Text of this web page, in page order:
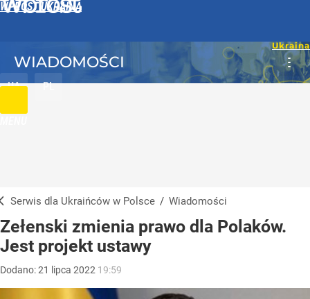
WPROST UKRAINA
UA PL
WIADOMOŚCI
Serwis dla Ukraińców w Polsce / Wiadomości
Zełenski zmienia prawo dla Polaków.
Jest projekt ustawy
Dodano:21 lipca 2022 19:59